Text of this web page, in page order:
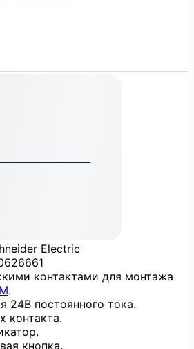
Electric
контактами для монтажа
.
24В постоянного тока.
контакта.
кнопка.